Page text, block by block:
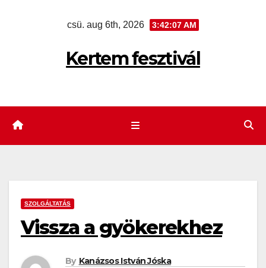
csü. aug 6th, 2026 3:42:07 AM
Kertem fesztivál
SZOLGÁLTATÁS
Vissza a gyökerekhez
By Kanázsos István Jóska